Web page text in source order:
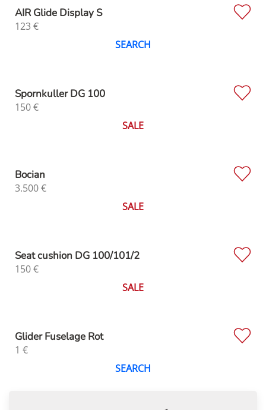
AIR Glide Display S
123 €
SEARCH
Spornkuller DG 100
150€
SALE
Bocian
3.500€
SALE
Seat cushion DG 100/101/2
150€
SALE
Glider Fuselage Rot
1 €
SEARCH